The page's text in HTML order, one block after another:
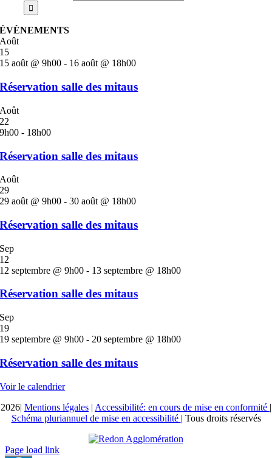
ÉVÈNEMENTS
Août
15
15 août @ 9h00 - 16 août @ 18h00
Réservation salle des mitaus
Août
22
9h00 - 18h00
Réservation salle des mitaus
Août
29
29 août @ 9h00 -30 août @ 18h00
Réservation salle des mitaus
Sep
12
12 septembre @ 9h00 - 13 septembre @ 18h00
Réservation salle des mitaus
Sep
19
19 septembre @ 9h00 - 20 septembre @ 18h00
Réservation salle des mitaus
Voir le calendrier
2026| Mentions légales | Accessibilité: en cours de mise en conformité |
Schéma pluriannuel de mise en accessibilité | Tous droits réservés
Page load link